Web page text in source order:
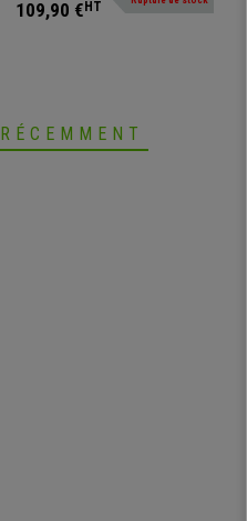
et accoudoirs ajustables, la
garantie d'un confort optimal.
109,90 €HT
RÉCEMMENT